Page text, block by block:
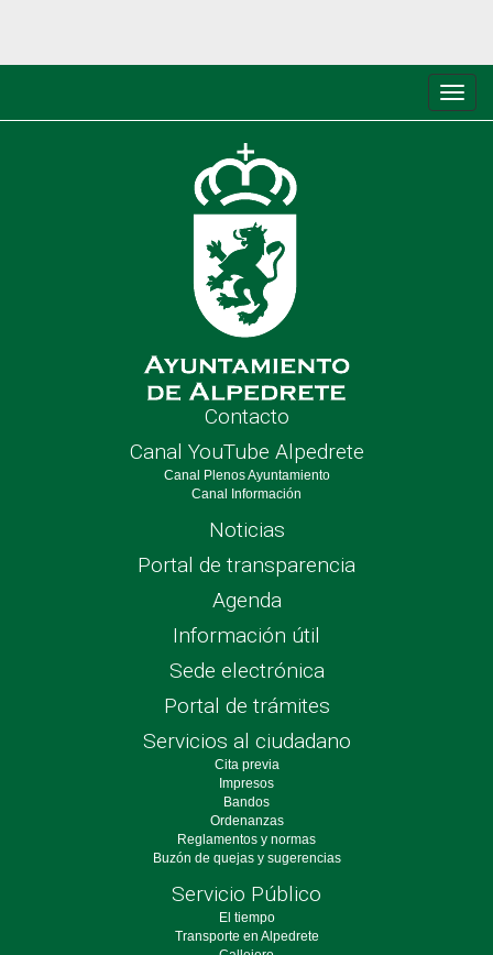
de
Contacto
Canal YouTube Alpedrete
Canal Plenos Ayuntamiento
Canal Información
Noticias
Portal de transparencia
Agenda
Información útil
Sede electrónica
Portal de trámites
Servicios al ciudadano
Cita previa
Impresos
Bandos
Ordenanzas
Reglamentos y normas
Buzón de quejas y sugerencias
Servicio Público
El tiempo
Transporte en Alpedrete